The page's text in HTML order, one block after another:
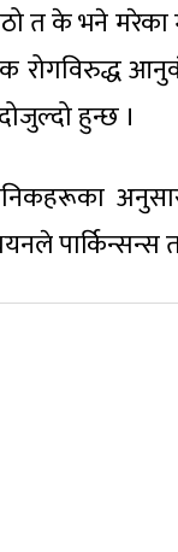
त के भने मरेका
रोगविरुद्ध
हुन्छ ।
पार्किन्सन्स